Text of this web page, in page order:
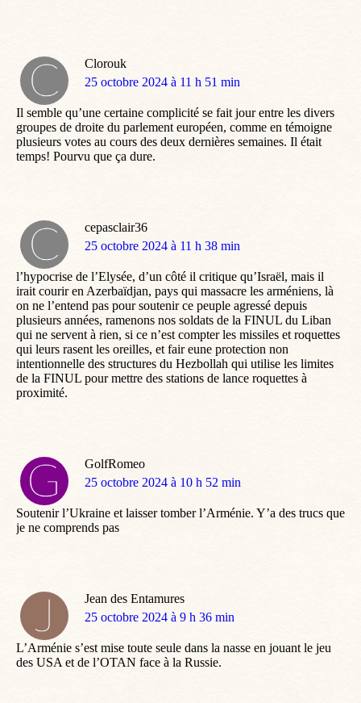
Clorouk
dit
25 octobre 2024 à 11 h 51 min
Il semble qu’une certaine complicité se fait jour entre les divers
groupes de droite du parlement européen, comme en témoigne
plusieurs votes au cours des deux dernières semaines. Il était
temps! Pourvu que ça dure.
cepasclair36
dit
25 octobre 2024 à 11 h 38 min
l’hypocrise de l’Elysée, d’un côté il critique qu’Israël, mais il
irait courir en Azerbaïdjan, pays qui massacre les arméniens, là
on ne l’entend pas pour soutenir ce peuple agressé depuis
plusieurs années, ramenons nos soldats de la FINUL du Liban
qui ne servent à rien, si ce n’est compter les missiles et roquettes
qui leurs rasent les oreilles, et fair eune protection non
intentionnelle des structures du Hezbollah qui utilise les limites
de la FINUL pour mettre des stations de lance roquettes à
proximité.
GolfRomeo
dit
25 octobre 2024 à 10 h 52 min
Soutenir l’Ukraine et laisser tomber l’Arménie. Y’a des trucs que
je ne comprends pas
Jean des Entamures
dit
25 octobre 2024 à 9 h 36 min
L’Arménie s’est mise toute seule dans la nasse en jouant le jeu
des USA et de l’OTAN face à la Russie.